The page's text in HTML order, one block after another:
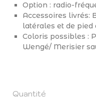
Option : radio-
Accessoires livrés:
latérales et de pied
Coloris possibles :
Wengé/ Merisier
Quantité